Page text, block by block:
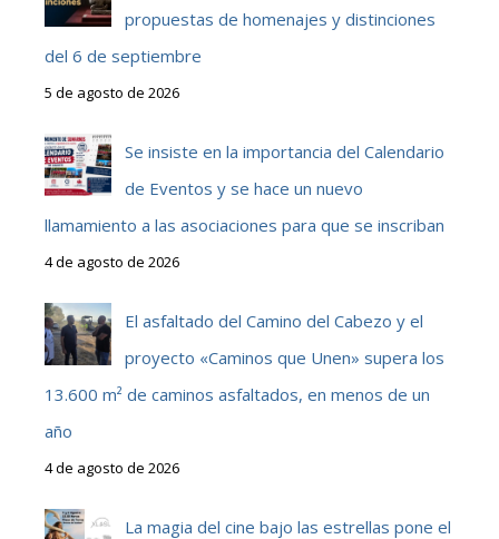
propuestas de homenajes y distinciones
del 6 de septiembre
5 de agosto de 2026
Se insiste en la importancia del Calendario
de Eventos y se hace un nuevo
llamamiento a las asociaciones para que se inscriban
4 de agosto de 2026
El asfaltado del Camino del Cabezo y el
proyecto «Caminos que Unen» supera los
13.600 m² de caminos asfaltados, en menos de un
año
4 de agosto de 2026
La magia del cine bajo las estrellas pone el